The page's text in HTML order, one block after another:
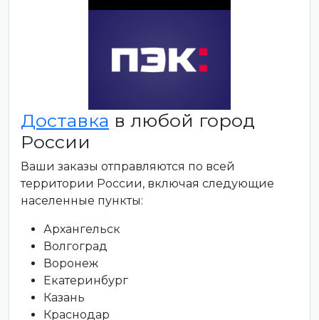
Доставка в любой город
России
Ваши заказы отправляются по всей
территории России, включая следующие
населенные пункты:
Архангельск
Волгоград
Воронеж
Екатеринбург
Казань
Краснодар